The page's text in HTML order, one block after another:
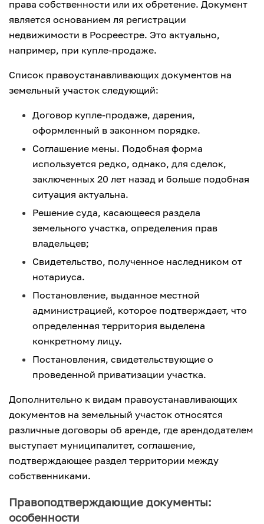
права собственности или их обретение. Документ
является основанием ля регистрации
недвижимости в Росреестре. Это актуально,
например, при купле-продаже.
Список правоустанавливающих документов на
земельный участок следующий:
Договор купле-продаже, дарения,
оформленный в законном порядке.
Соглашение мены. Подобная форма
используется редко, однако, для сделок,
заключенных 20 лет назад и больше подобная
ситуация актуальна.
Решение суда, касающееся раздела
земельного участка, определения прав
владельцев;
Свидетельство, полученное наследником от
нотариуса.
Постановление, выданное местной
администрацией, которое подтверждает, что
определенная территория выделена
конкретному лицу.
Постановления, свидетельствующие о
проведенной приватизации участка.
Дополнительно к видам правоустанавливающих
документов на земельный участок относятся
различные договоры об аренде, где арендодателем
выступает муниципалитет, соглашение,
подтверждающее раздел территории между
собственниками.
Правоподтверждающие документы:
особенности